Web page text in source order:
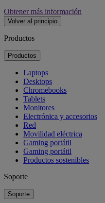
Obtener más información
Volver al principio
Productos
Productos
Laptops
Desktops
Chromebooks
Tablets
Monitores
Electrónica y accesorios
Red
Movilidad eléctrica
Gaming portátil
Gaming portátil
Productos sostenibles
Soporte
Soporte